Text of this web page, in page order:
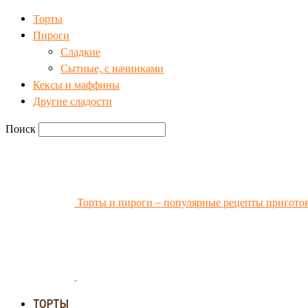
Торты
Пироги
Сладкие
Сытные, с начинками
Кексы и маффины
Другие сладости
Поиск
Торты и пироги – популярные рецепты
ТОРТЫ